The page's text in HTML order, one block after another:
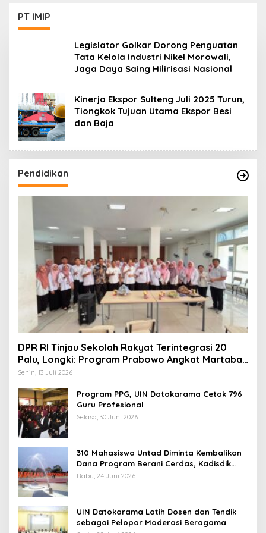
PT IMIP
Legislator Golkar Dorong Penguatan
Tata Kelola Industri Nikel Morowali,
Jaga Daya Saing Hilirisasi Nasional
Kinerja Ekspor Sulteng Juli 2025 Turun,
Tiongkok Tujuan Utama Ekspor Besi
dan Baja
Pendidikan
DPR RI Tinjau Sekolah Rakyat Terintegrasi 20
Palu, Longki: Program Prabowo Angkat Martabat
Anak Miskin
Senin, 13 Juli 2026
Program PPG, UIN Datokarama Cetak 796
Guru Profesional
Selasa, 30 Juni 2026
310 Mahasiswa Untad Diminta Kembalikan
Dana Program Berani Cerdas, Kadisdik
Sulteng: Tidak Boleh Terima Beasiswa
Rabu, 24 Juni 2026
UIN Datokarama Latih Dosen dan Tendik
sebagai Pelopor Moderasi Beragama